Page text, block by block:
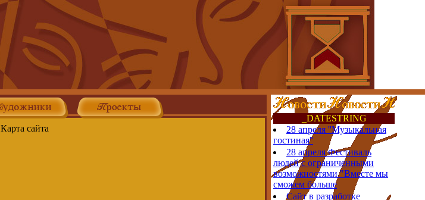
Карта сайта
_DATESTRING
28 апреля ''Музыкальная
гостиная''
28 апреля Фестиваль
людей с ограниченными
возможностями "Вместе мы
сможем больше
Сайт в разработке